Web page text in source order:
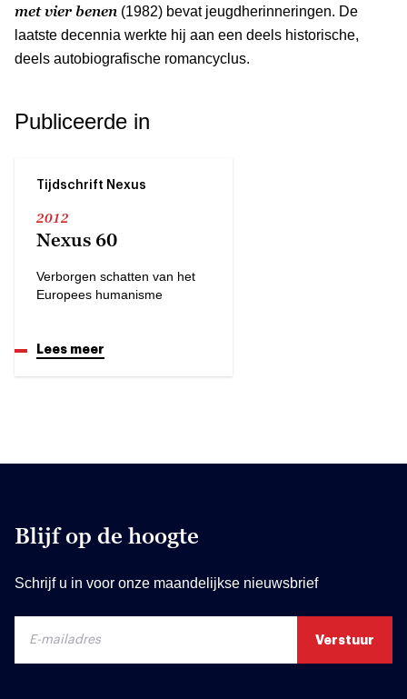
met vier benen (1982) bevat jeugdherinneringen. De
laatste decennia werkte hij aan een deels historische,
deels autobiografische romancyclus.
Publiceerde in
Tijdschrift Nexus
2012
Nexus 60
Verborgen schatten van het
Europees humanisme
Lees meer
Blijf op de hoogte
Schrijf u in voor onze maandelijkse nieuwsbrief